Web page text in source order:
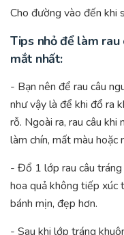
Cho đường vào đến
Tips nhỏ để làm rau
mắt nhất:
- Bạn nên để rau câu
như vậy là để khi đổ ra
rỗ. Ngoài ra, rau câu
làm chín, mất màu
- Đổ 1 lớp rau câu
hoa quả không tiếp
bánh mịn, đẹp hơn.
- Sau khi lớp tráng